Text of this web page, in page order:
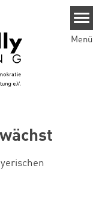
Menü